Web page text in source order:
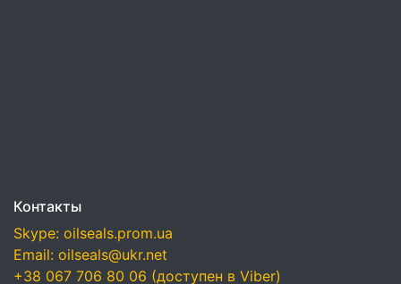
Контакты
Skype: oilseals.prom.ua
Email: oilseals@ukr.net
+38 067 706 80 06 (доступен в Viber)